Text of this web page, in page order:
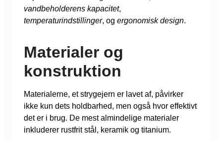
vandbeholderens kapacitet,
temperaturindstillinger, og ergonomisk design.
Materialer og
konstruktion
Materialerne, et strygejern er lavet af, påvirker
ikke kun dets holdbarhed, men også hvor effektivt
det er i brug. De mest almindelige materialer
inkluderer rustfrit stål, keramik og titanium.